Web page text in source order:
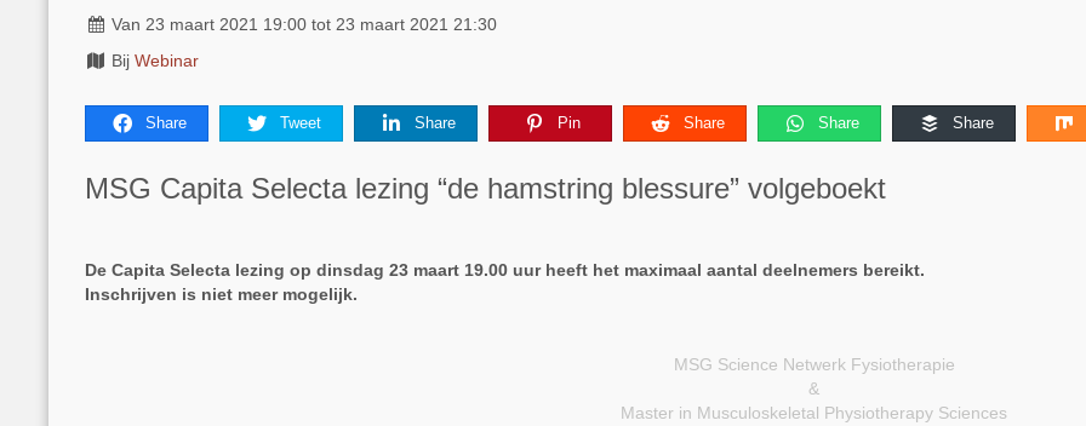
Van 23 maart 2021 19:00 tot 23 maart 2021 21:30
Bij Webinar
Share Tweet Share Pin Share Share Share
MSG Capita Selecta lezing “de hamstring blessure” volgeboekt
De Capita Selecta lezing op dinsdag 23 maart 19.00 uur heeft het maximaal aantal deelnemers bereikt.
Inschrijven is niet meer mogelijk.
MSG Science Netwerk Fysiotherapie
&
Master in Musculoskeletal Physiotherapy Sciences